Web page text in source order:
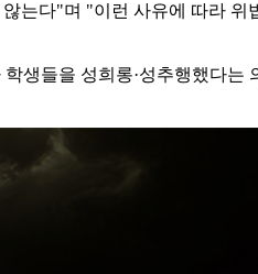
는다"며 "이런 사유에 따라 위
생들을 성희롱·성추행했다는